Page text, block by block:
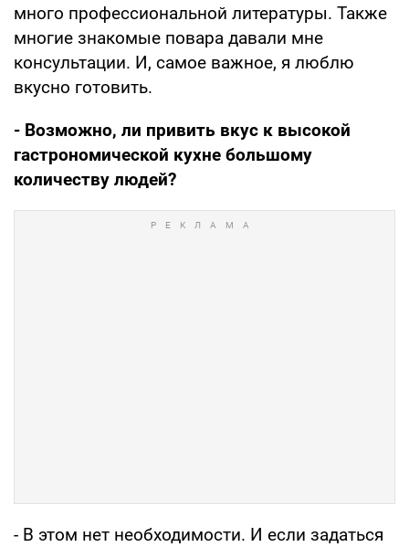
много профессиональной литературы. Также
многие знакомые повара давали мне
консультации. И, самое важное, я люблю
вкусно готовить.
- Возможно, ли привить вкус к высокой
гастрономической кухне большому
количеству людей?
- В этом нет необходимости. И если задаться